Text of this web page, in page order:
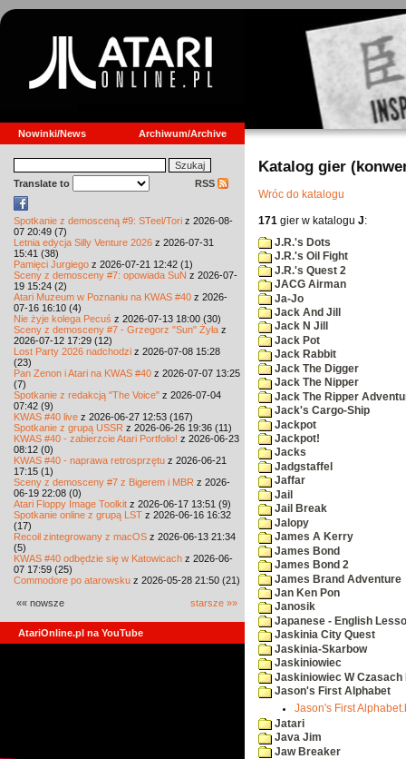
Nowinki/News Archiwum/Archive
Translate to RSS
Spotkanie z demosceną #9: STeel/Tori z 2026-08-
07 20:49 (7)
Letnia edycja Silly Venture 2026 z 2026-07-31
15:41 (38)
Pamięci Jurgiego z 2026-07-21 12:42 (1)
Sceny z demosceny #7: opowiada SuN z 2026-07-
19 15:24 (2)
Atari Muzeum w Poznaniu na KWAS #40 z 2026-
07-16 16:10 (4)
Nie żyje kolega Pecuś z 2026-07-13 18:00 (30)
Sceny z demosceny #7 - Grzegorz "Sun" Żyła z
2026-07-12 17:29 (12)
Lost Party 2026 nadchodzi z 2026-07-08 15:28
(23)
Pan Zenon i Atari na KWAS #40 z 2026-07-07 13:25
(7)
Spotkanie z redakcją "The Voice" z 2026-07-04
07:42 (9)
KWAS #40 live z 2026-06-27 12:53 (167)
Spotkanie z grupą USSR z 2026-06-26 19:36 (11)
KWAS #40 - zabierzcie Atari Portfolio! z 2026-06-23
08:12 (0)
KWAS #40 - naprawa retrosprzętu z 2026-06-21
17:15 (1)
Sceny z demosceny #7 z Bigerem i MBR z 2026-
06-19 22:08 (0)
Atari Floppy Image Toolkit z 2026-06-17 13:51 (9)
Spotkanie online z grupą LST z 2026-06-16 16:32
(17)
Recoil zintegrowany z macOS z 2026-06-13 21:34
(5)
KWAS #40 odbędzie się w Katowicach z 2026-06-
07 17:59 (25)
Commodore po atarowsku z 2026-05-28 21:50 (21)
«« nowsze starsze »»
AtariOnline.pl na YouTube
Katalog gier
Wróc do katalogu
171 gier w katalogu J:
J.R.'s Dots
J.R.'s Oil Fight
J.R.'s Quest 2
JACG Airman
Ja-Jo
Jack And Jill
Jack N Jill
Jack Pot
Jack Rabbit
Jack The Digger
Jack The Nipper
Jack The Ripper
Jack's Cargo-Ship
Jackpot
Jackpot!
Jacks
Jadgstaffel
Jaffar
Jail
Jail Break
Jalopy
James A Kerry
James Bond
James Bond 2
James Brand Adventure
Jan Ken Pon
Janosik
Japanese - English
Jaskinia City Quest
Jaskinia-Skarbow
Jaskiniowiec
Jaskiniowiec W Czasach
Jason's First Alphabet
Jason's First
Jatari
Java Jim
Jaw Breaker